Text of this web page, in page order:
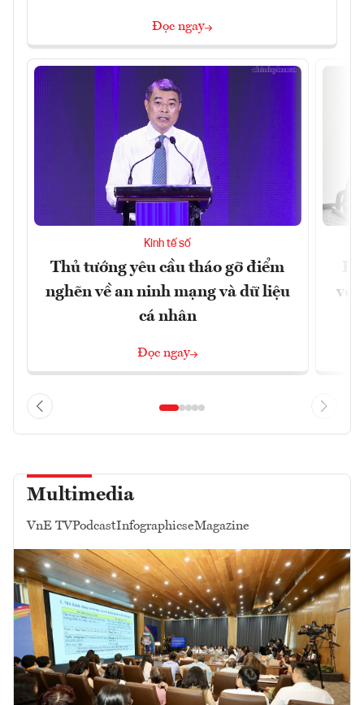
Đọc ngay
Kinh tế số
Thủ tướng yêu cầu tháo gỡ điểm
nghẽn về an ninh mạng và dữ liệu
cá nhân
Đọc ngay
với
Multimedia
VnE TVPodcastInfographicseMagazine